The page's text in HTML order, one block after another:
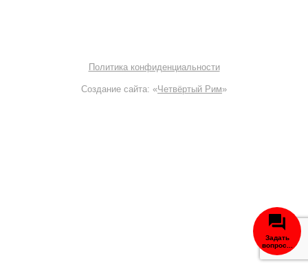
Политика конфиденциальности
Создание сайта: «Четвёртый Рим»
Задать
вопрос...